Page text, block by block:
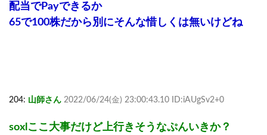
配当でPayできるか
65で100株だから別にそんな惜しくは無いけどね
204: 山師さん 2022/06/24(金) 23:00:43.10 ID:iAUgSv2+0
soxlここ大事だけど上行きそうなぷんいきか？